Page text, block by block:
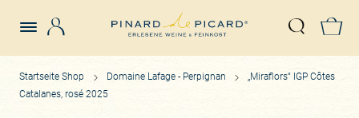
Suche
Startseite Shop Domaine Lafage - Perpignan
„Miraflors“ IGP Côtes
Catalanes, rosé 2025